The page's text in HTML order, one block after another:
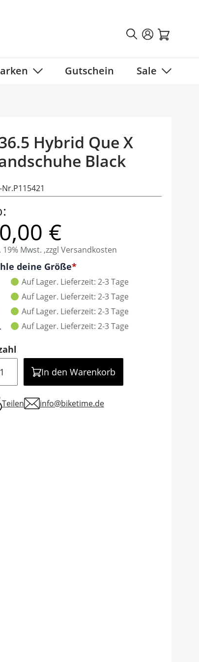
Gutschein Sale
Hybrid Que X
Black
P115421
€
19% Mwst. ,zzgl Versandkosten
deine Größe
required to select one of the available
Auf Lager. Lieferzeit: 2-3 Tage
Auf Lager. Lieferzeit: 2-3 Tage
Auf Lager. Lieferzeit: 2-3 Tage
Auf Lager. Lieferzeit: 2-3 Tage
In den Warenkorb
Teilen info@biketime.de